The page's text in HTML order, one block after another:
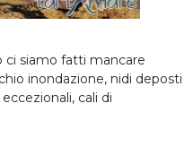
ci siamo fatti mancare
inondazione, nidi deposti
cali di